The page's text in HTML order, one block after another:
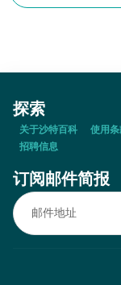
探索
关于沙特百科 使用
招聘信息
订阅邮件简报